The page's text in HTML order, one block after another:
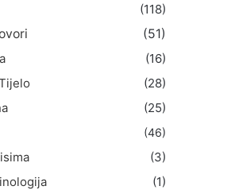
(118)
(51)
(16)
(28)
(25)
(46)
(3)
(1)